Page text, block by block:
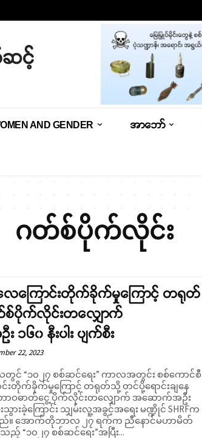
ဆင့်
AND GENDER အာဘော်
ဂတ်စ်ပိုက်လိုင်း
ေကြောင်းတိုက်ခိုက်မှုကြောင့် တရုတ်
ပိုက်လိုင်းတလျှောက်
၆၀ နီးပါး ပျက်စီး
22, 2023
တွင် “၁၀၂၇ စစ်ဆင်ရေး” ကာလအတွင်း စစ်ကောင်စီ
းတိုက်ခိုက်မှုကြောင့် တရုတ်သို့ တင်ပို့ရောင်းချနေ
ာဝဓာတ်ငွေ့ ပိုက်လိုင်းတလျှောက် အဆောက်အဦး
းသွားခဲ့ကြောင်း သျှမ်းလူ့အခွင့်အရေး မဏ္ဍိုင် SHRFက
မဟာမိတ်
ည့် “၁၀၂၇ စစ်ဆင်ရေး”အပြီး...